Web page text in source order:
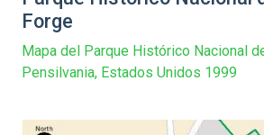
Forge
Mapa del Parque Histórico Nacional
Pensilvania, Estados Unidos 1999